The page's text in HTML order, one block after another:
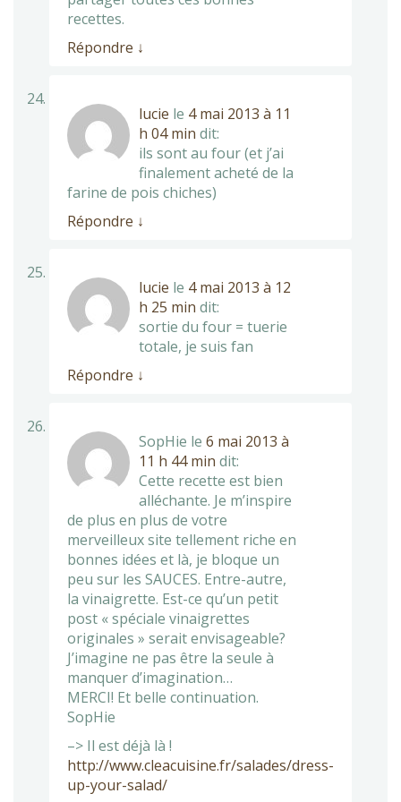
recettes.
Répondre ↓
lucie le 4 mai 2013 à 11
h 04 min dit:
ils sont au four (et j’ai
finalement acheté de la
farine de pois chiches)
Répondre ↓
lucie le 4 mai 2013 à 12
h 25 min dit:
sortie du four = tuerie
totale, je suis fan
Répondre ↓
SopHie le 6 mai 2013 à
11 h 44 min dit:
Cette recette est bien
alléchante. Je m’inspire
de plus en plus de votre
merveilleux site tellement riche en
bonnes idées et là, je bloque un
peu sur les SAUCES. Entre-autre,
la vinaigrette. Est-ce qu’un petit
post « spéciale vinaigrettes
originales » serait envisageable?
J’imagine ne pas être la seule à
manquer d’imagination…
MERCI! Et belle continuation.
SopHie
–> Il est déjà là !
http://www.cleacuisine.fr/salades/dress-
up-your-salad/